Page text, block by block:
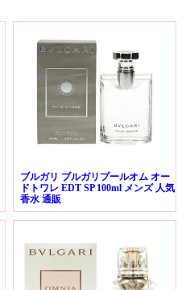
ブルガリ ブルガリプールオム オー
ドトワレ EDT SP 100ml メンズ 人気
香水 通販